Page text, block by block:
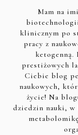
Mam na
klinicznym po
pracy z
ketogenną.
prestiżowych
Ciebie blog
naukowych,
życie! Na
dziedzin nauki, w